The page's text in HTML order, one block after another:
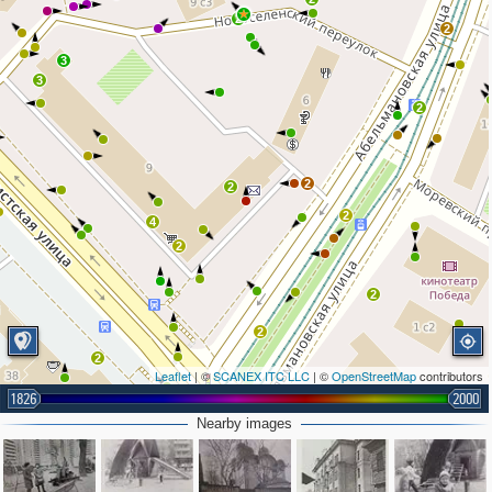
3
3
2
2
2
2
4
2
2
2
2
2
2
Leaflet| ©SCANEX ITC LLC | ©OpenStreetMapcontributors
1826 2000
Nearby images